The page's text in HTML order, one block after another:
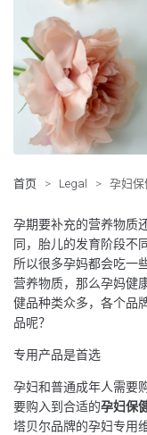
首页 > Legal > 孕妇保
孕期要补充的营养物质
同，胎儿的发育阶段不
所以很多孕妈都会吃一
营养物质，那么孕妈健
健品种类众多，各个品
品呢？
专用产品是首选
孕妇和普通成年人需要
要购入到合适的孕妇保
塔贝尔品牌的孕妇专用